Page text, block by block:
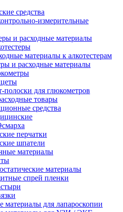
средства
измерительные
и расходные материалы
материалы к алкотестерам
и расходные материалы
полоски для глюкометров
товары
средства
перчатки
шпатели
материалы
материалы
спрей пленки
материалы для лапароскопии